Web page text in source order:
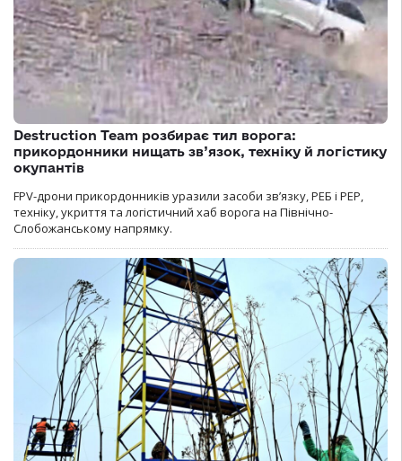
Destruction Team розбирає тил ворога:
прикордонники нищать зв’язок, техніку й логістику
окупантів
FPV-дрони прикордонників уразили засоби зв’язку, РЕБ і РЕР,
техніку, укриття та логістичний хаб ворога на Північно-
Слобожанському напрямку.